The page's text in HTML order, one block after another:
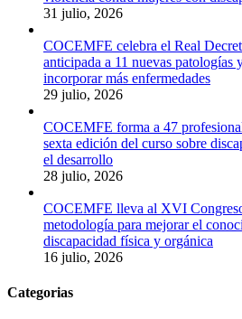
31 julio, 2026
COCEMFE celebra el Real
anticipada a 11 nuevas patologías
incorporar más enfermedades
29 julio, 2026
COCEMFE forma a 47
sexta edición del curso sobre
el desarrollo
28 julio, 2026
COCEMFE lleva al XVI
metodología para mejorar el
discapacidad física y orgánica
16 julio, 2026
Categorias